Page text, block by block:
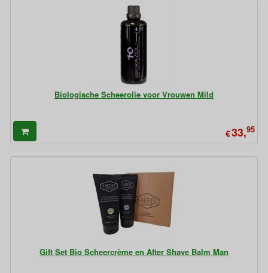
Biologische Scheerolie voor Vrouwen Mild
€33,95
Gift Set Bio Scheercrème en After Shave Balm Man